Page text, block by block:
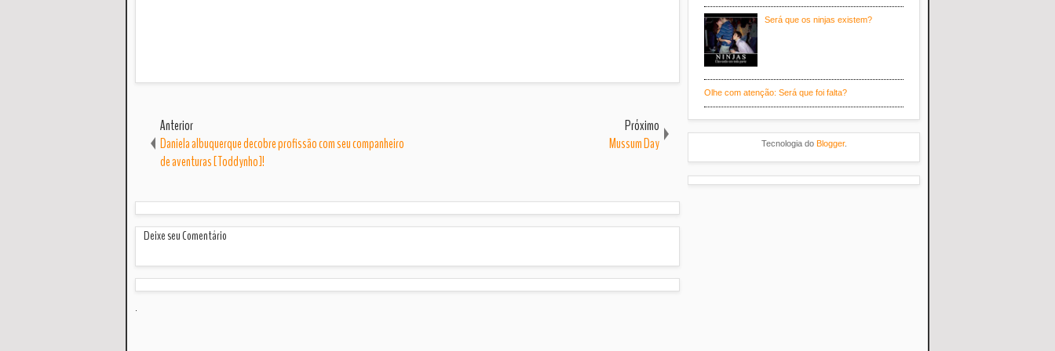
Anterior
Daniela albuquerque decobre profissão com seu companheiro
de aventuras [Toddynho]!
Próximo
Mussum Day
Deixe seu Comentário
Será que os ninjas existem?
Olhe com atenção: Será que foi falta?
Tecnologia do Blogger.